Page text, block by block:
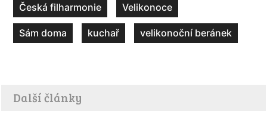
Česká filharmonie Velikonoce
Sám doma kuchař velikonoční beránek
Další články